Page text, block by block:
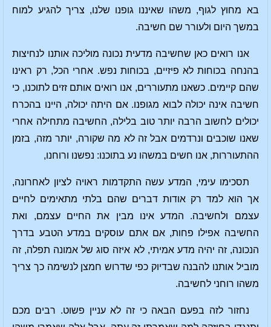
בא מחוץ לגוף, משהו שאיננו גופנו שלנו, צריך להגיע למוח
במשך היום ולעורר שם חשיבה.
אנו רואים כאן שחשיבה מדעית נכונה מוליכה אותנו לנחיצות
בהנחה בכוחות לא פיזיים, בכוחות נפש. אחרי הכל, רק ראינו
שהם קיימים. כשאנו מתעוררים, אנו רואים אותם זזים לתוכנו, כי
חשיבה אינה יכולה לבוא מגופנו. אם היתה יכולה, היינו בהכרח
יכולים לחשוב הרבה יותר טוב בלילה, החשיבה מתחילה אחרי
שאנו שוכבים ונרדמים אבל זה לא מה שקורה, יותר מזה, בזמן
ההתעוררות, אנו חשים במשהו נע בתוכנו: נפשנו ורוחנו,
תסכימו עימי, המדע עשה התקדמות ראויה לציון לאחרונה,
אך הוא למד רק אודות דברים שהם בלתי מתאימים לחיים
עצמם ולחשיבה. המדע אינו מבין את החיים עצמם, ואת
החשיבה אפילו פחות, אם אתם עוסקים במדע הטבע בדרך
הנכונה, זה יהיה מדע אמיתי, לא איזה סוג של אמונה תפלה, זה
מוביל אותנו להבנה שבדיוק כפי שדרוש חמצן לנשימה כך צריך
משהו רוחני לחשיבה.
נחזור לזה בפעם הבאה כי זה לא עניין פשוט. רבים מכם